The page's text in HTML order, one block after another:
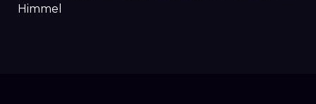
Himmel